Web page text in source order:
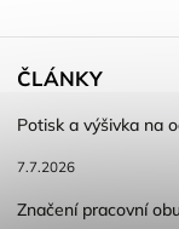
ČLÁNKY
Potisk a výšivka na
7.7.2026
Značení pracovní